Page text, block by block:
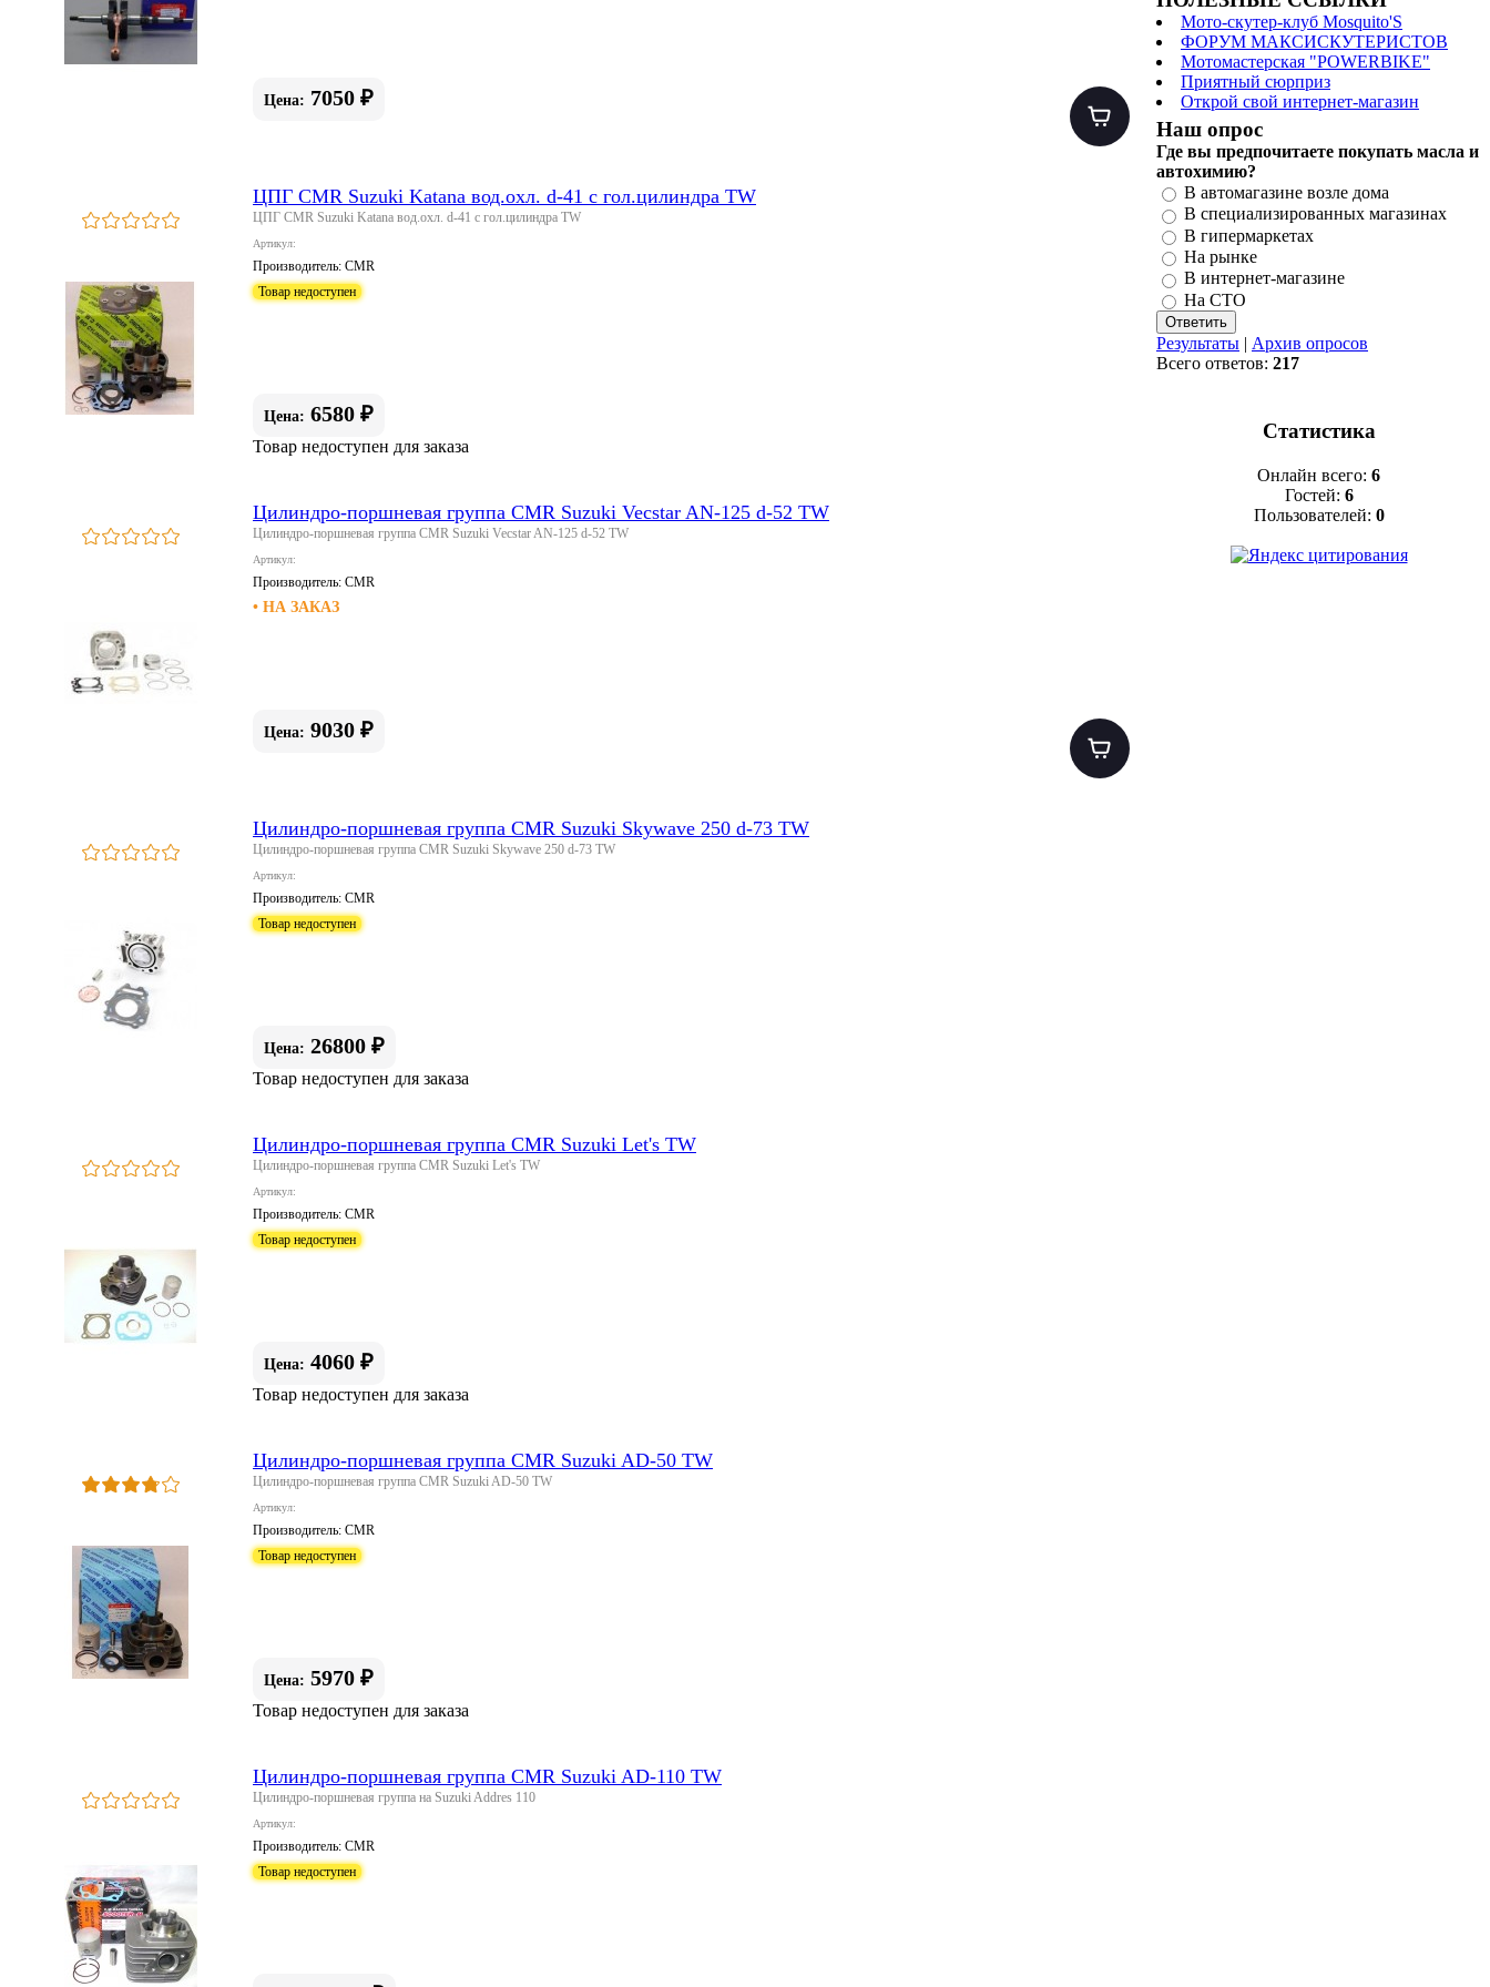
Цена: 7050 ₽
ЦПГ CMR Suzuki Katana вод.охл. d-41 с гол.цилиндра TW
ЦПГ CMR Suzuki Katana вод.охл. d-41 с гол.цилиндра TW
Артикул:
Производитель: CMR
Товар недоступен
Цена: 6580 ₽
Товар недоступен для заказа
Цилиндро-поршневая группа CMR Suzuki Vecstar AN-125 d-52 TW
Цилиндро-поршневая группа CMR Suzuki Vecstar AN-125 d-52 TW
Артикул:
Производитель: CMR
• НА ЗАКАЗ
Цена: 9030 ₽
Цилиндро-поршневая группа CMR Suzuki Skywave 250 d-73 TW
Цилиндро-поршневая группа CMR Suzuki Skywave 250 d-73 TW
Артикул:
Производитель: CMR
Товар недоступен
Цена: 26800 ₽
Товар недоступен для заказа
Цилиндро-поршневая группа CMR Suzuki Let's TW
Цилиндро-поршневая группа CMR Suzuki Let's TW
Артикул:
Производитель: CMR
Товар недоступен
Цена: 4060 ₽
Товар недоступен для заказа
Цилиндро-поршневая группа CMR Suzuki AD-50 TW
Цилиндро-поршневая группа CMR Suzuki AD-50 TW
Артикул:
Производитель: CMR
Товар недоступен
Цена: 5970 ₽
Товар недоступен для заказа
Цилиндро-поршневая группа CMR Suzuki AD-110 TW
Цилиндро-поршневая группа на Suzuki Addres 110
Артикул:
Производитель: CMR
Товар недоступен
Мото-скутер-клуб Mosquito'S
ФОРУМ МАКСИСКУТЕРИСТОВ
Мотомастерская "POWERBIKE"
Приятный сюрприз
Открой свой интернет-магазин
Наш опрос
Где вы предпочитаете покупать масла и
автохимию?
В автомагазине возле дома
В специализированных магазинах
В гипермаркетах
На рынке
В интернет-магазине
На СТО
Результаты | Архив опросов
Всего ответов: 217
Статистика
Онлайн всего: 6
Гостей: 6
Пользователей: 0